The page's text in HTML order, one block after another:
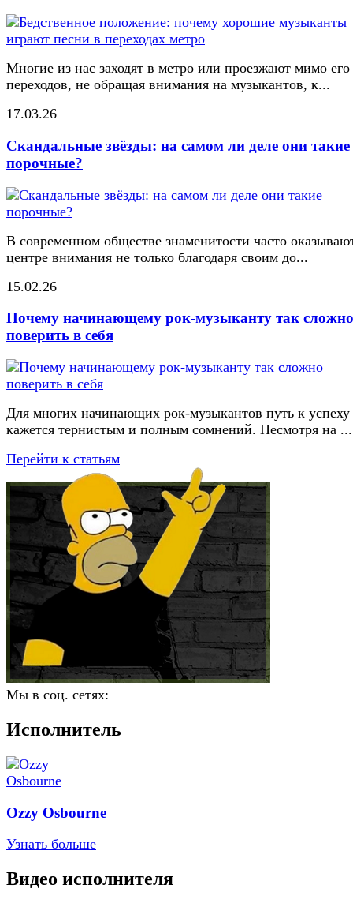
Многие из нас заходят в метро или проезжают мимо его
переходов, не обращая внимания на музыкантов, к...
17.03.26
Скандальные звёзды: на самом ли деле они такие
порочные?
В современном обществе знаменитости часто
центре внимания не только благодаря своим до...
15.02.26
Почему начинающему рок-музыканту так сложно
поверить в себя
Для многих начинающих рок-музыкантов путь к успеху
кажется тернистым и полным сомнений. Несмотря на ...
Перейти к статьям
Мы в соц. сетях:
Исполнитель
Ozzy Osbourne
Узнать больше
Видео исполнителя